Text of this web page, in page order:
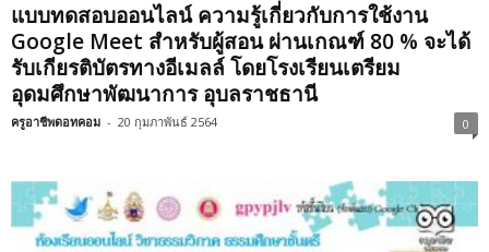
แบบทดสอบออนไลน์ ความรู้เกี่ยวกับการใช้งาน
Google Meet สำหรับผู้สอน ผ่านเกณฑ์ 80 % จะได้
รับเกียรติบัตรทางอีเมลล์ โดยโรงเรียนเตรียม
อุดมศึกษาพัฒนาการ อุบลราชธานี
ครูอาชีพดอทคอม - 20 กุมภาพันธ์ 2564 0